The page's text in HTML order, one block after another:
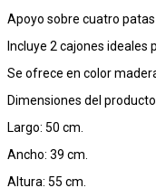
Apoyo sobre cuatro
Incluye 2 cajones ideales
Se ofrece en color
Dimensiones del
Largo: 50 cm.
Ancho: 39 cm.
Altura: 55 cm.